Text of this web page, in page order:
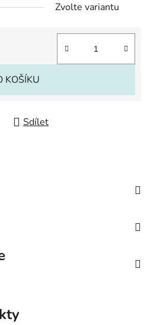
Zvolte variantu
KOŠÍKU
Sdílet